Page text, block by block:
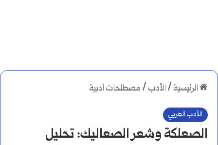
الرئيسية /الأدب /مصطلحات أدبية
الأدب العربي
الصعلكة وشعر الصعاليك: تحليل